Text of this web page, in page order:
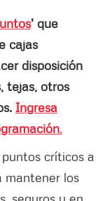
' que
cajas
disposición
tejas, otros
Ingresa
.
críticos a
mantener los